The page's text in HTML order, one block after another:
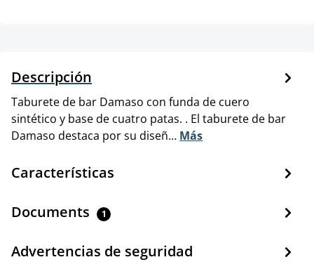
Descripción
Taburete de bar Damaso con funda de cuero
sintético y base de cuatro patas. . El taburete de bar
Damaso destaca por su diseñ… Más
Características
Documents 1
Advertencias de seguridad